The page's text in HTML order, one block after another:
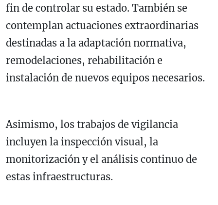
fin de controlar su estado. También se
contemplan actuaciones extraordinarias
destinadas a la adaptación normativa,
remodelaciones, rehabilitación e
instalación de nuevos equipos necesarios.
Asimismo, los trabajos de vigilancia
incluyen la inspección visual, la
monitorización y el análisis continuo de
estas infraestructuras.